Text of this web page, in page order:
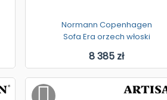
Normann Copenhagen
Sofa Era orzech włoski
8 385 zł